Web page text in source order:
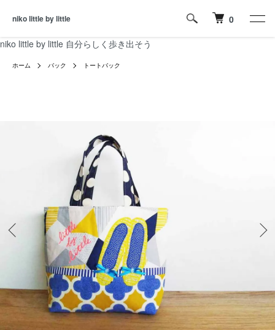
niko little by little 自分らしく歩き出そう
niko little by little 0
ホーム バック トートバック